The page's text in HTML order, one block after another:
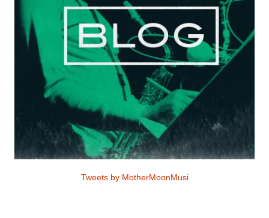
Tweets by MotherMoonMusi